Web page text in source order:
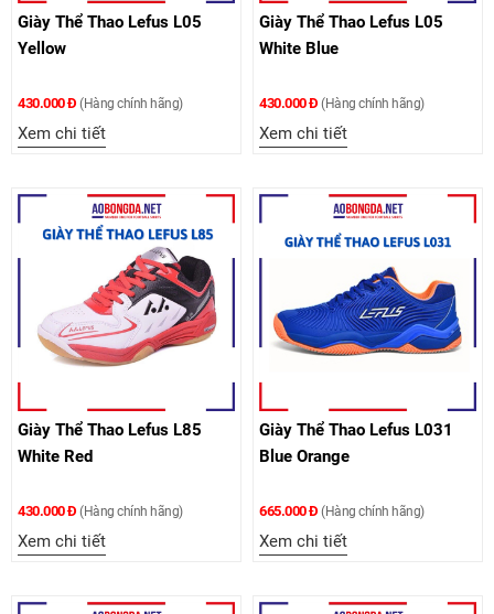
Giày Thể Thao Lefus L05
Yellow
430.000 Đ (Hàng chính hãng)
Xem chi tiết
Giày Thể Thao Lefus L05
White Blue
430.000 Đ (Hàng chính hãng)
Xem chi tiết
Giày Thể Thao Lefus L85
White Red
430.000 Đ (Hàng chính hãng)
Xem chi tiết
Giày Thể Thao Lefus L031
Blue Orange
665.000 Đ (Hàng chính hãng)
Xem chi tiết